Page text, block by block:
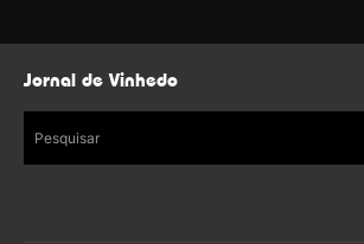
Jornal de Vinhedo
Pesquisar